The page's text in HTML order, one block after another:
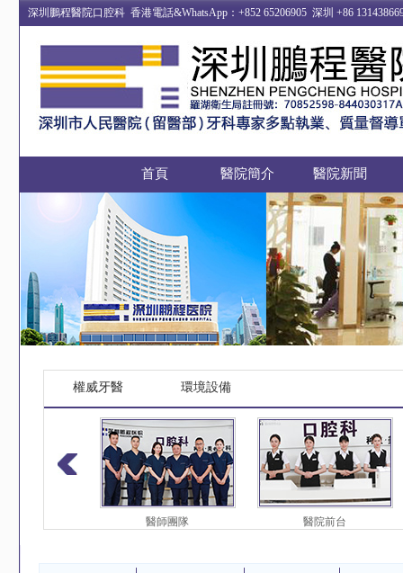
深圳鵬程醫院口腔科 香港電話&WhatsApp：+852 65206905 深圳 +86
首頁 醫院簡介 醫院新聞
權威牙醫 環境設備
醫師團隊 醫院前台